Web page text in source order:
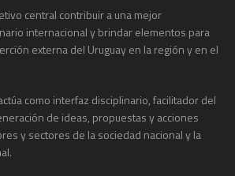
central contribuir a una mejor
internacional y brindar elementos para
externa del Uruguay en la región y en el
como interfaz disciplinario, facilitador del
de ideas, propuestas y acciones
y sectores de la sociedad nacional y la